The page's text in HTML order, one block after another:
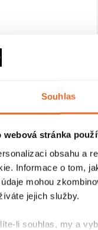
Souhlas
webová stránka
obsahu a
Informace o tom,
mohou
jejich služby.
li souhlas, my a